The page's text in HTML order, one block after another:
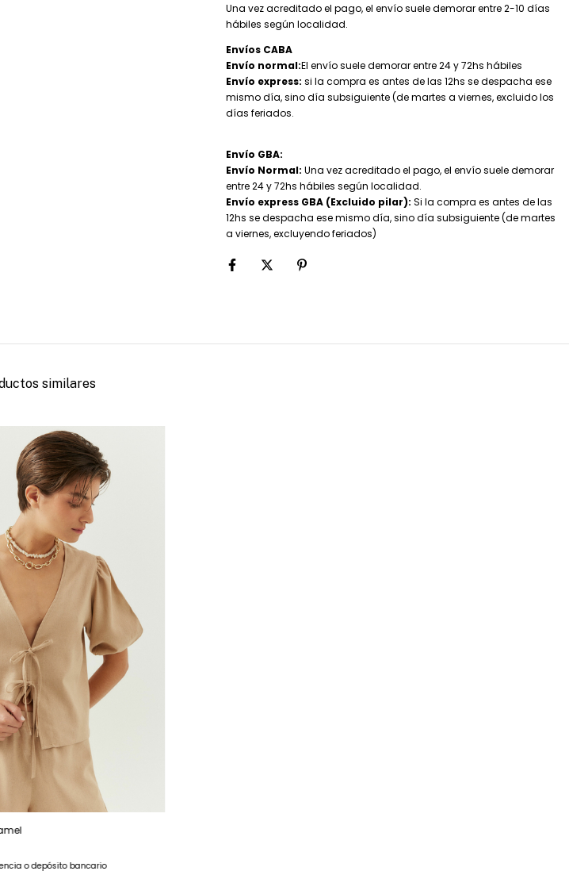
Una vez acreditado el pago, el envío suele demorar entre 2-10 días
hábiles según localidad.
Envíos CABA
Envío normal:El envío suele demorar entre 24 y 72hs hábiles
Envío express: si la compra es antes de las 12hs se despacha ese
mismo día, sino día subsiguiente (de martes a viernes, excluido los
días feriados.
Envío GBA:
Envío Normal: Una vez acreditado el pago, el envío suele demorar
entre 24 y 72hs hábiles según localidad.
Envío express GBA (Excluido pilar): Si la compra es antes de las
12hs se despacha ese mismo día, sino día subsiguiente (de martes
a viernes, excluyendo feriados)
similares
o depósito bancario